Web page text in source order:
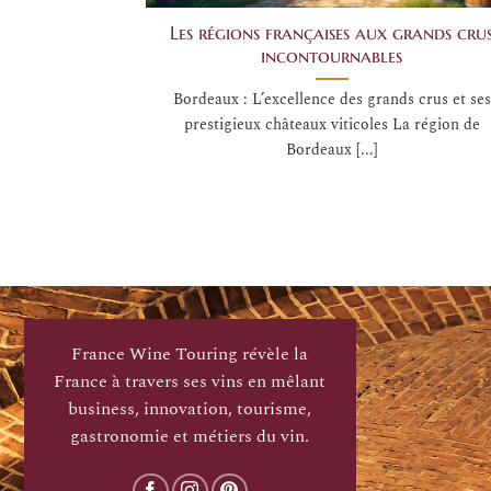
Les régions françaises aux grands
incontournables
Bordeaux : L’excellence des grands crus et ses
prestigieux châteaux viticoles La région de
Bordeaux [...]
France Wine Touring révèle la
France à travers ses vins en mêlant
business, innovation, tourisme,
gastronomie et métiers du vin.